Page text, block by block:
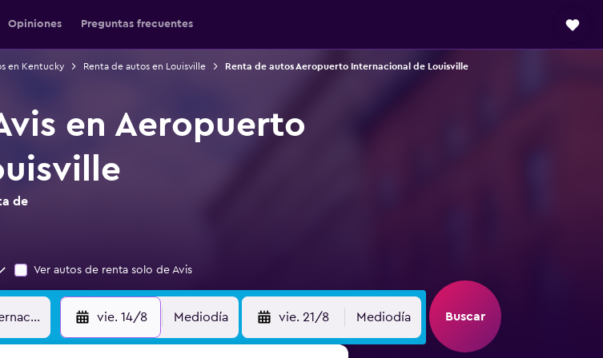
Opiniones Preguntas frecuentes
en Kentucky Renta de autos en Louisville Renta de autos Aeropuerto Internacional de Louisville
en Aeropuerto
de
Ver autos de renta solo de Avis
vie. 14/8 Mediodía vie. 21/8 Mediodía Buscar